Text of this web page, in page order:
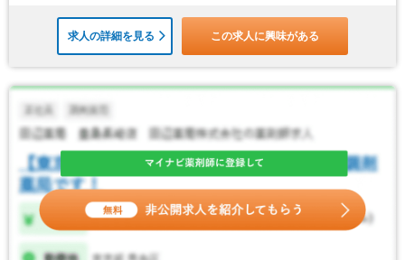
求人の詳細を見る この求人に興味がある